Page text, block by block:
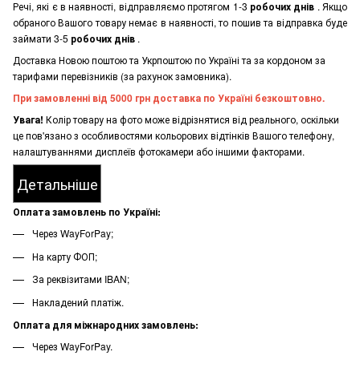
Речі, які є в наявності, відправляємо протягом 1-3 робочих днів . Якщо
обраного Вашого товару немає в наявності, то пошив та відправка буде
займати 3-5 робочих днів .
Доставка Новою поштою та Укрпоштою по Україні та за кордоном за
тарифами перевізників (за рахунок замовника).
При замовленні від 5000 грн доставка по Україні безкоштовно.
Увага! Колір товару на фото може відрізнятися від реального, оскільки
це пов'язано з особливостями кольорових відтінків Вашого телефону,
налаштуваннями дисплеїв фотокамери або іншими факторами.
Детальніше
Оплата замовлень по Україні:
Через WayForPay;
На карту ФОП;
За реквізитами IBAN;
Накладений платіж.
Оплата для міжнародних замовлень:
Через WayForPay.